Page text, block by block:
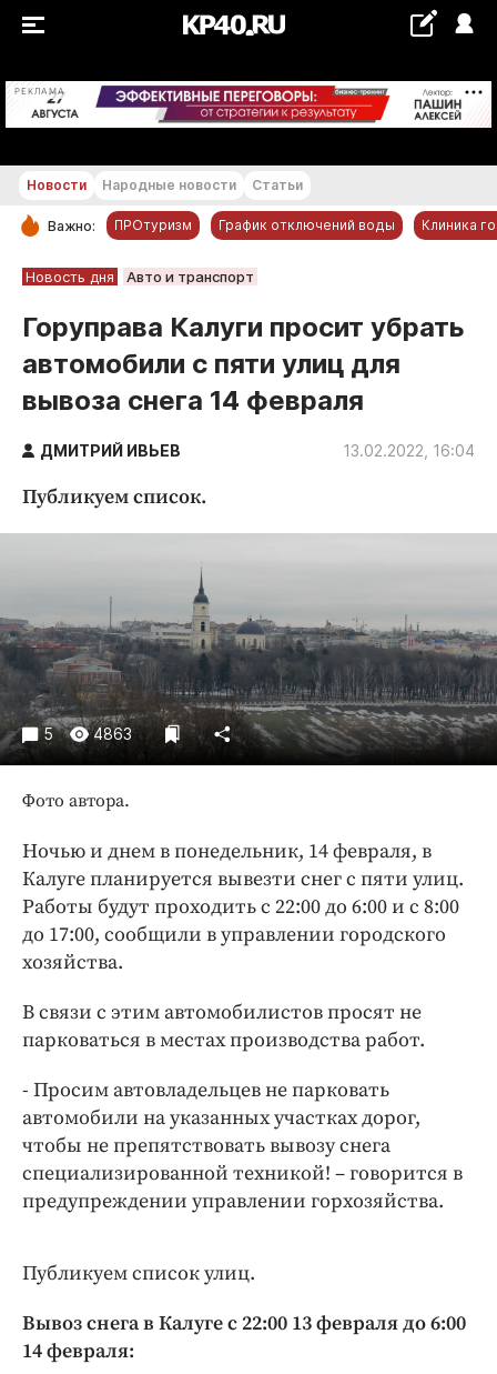
РЕКЛАМА +26...+27 °С
РУБРИКИ
Новости компаний
Статьи
Народные новости
Авто и транспорт
Криминал
Недвижимость и ЖКХ
Образование
Общество
Погода
Праздники
Происшествия
Экономика и бизнес
ПРОЕКТЫ
Блоги
Издания
Медиаперсона
Интересное чтиво
Клиника года
Работодатель года
Новости Народные новости Статьи
Важно: ПРОтуризм График отключений воды Клиника
Новость дня Авто и транспорт
Горуправа Калуги просит убрать
автомобили с пяти улиц для
вывоза снега 14 февраля
ДМИТРИЙ ИВЬЕВ 13.02.2022, 16:04
Публикуем список.
5 4863
Фото автора.
Ночью и днем в понедельник, 14 февраля, в
Калуге планируется вывезти снег с пяти улиц.
Работы будут проходить с 22:00 до 6:00 и с 8:00
до 17:00, сообщили в управлении городского
хозяйства.
В связи с этим автомобилистов просят не
парковаться в местах производства работ.
- Просим автовладельцев не парковать
автомобили на указанных участках дорог,
чтобы не препятствовать вывозу снега
специализированной техникой! – говорится в
предупреждении управлении горхозяйства.
Публикуем список улиц.
Вывоз снега в Калуге с 22:00 13 февраля до 6:00
14 февраля: